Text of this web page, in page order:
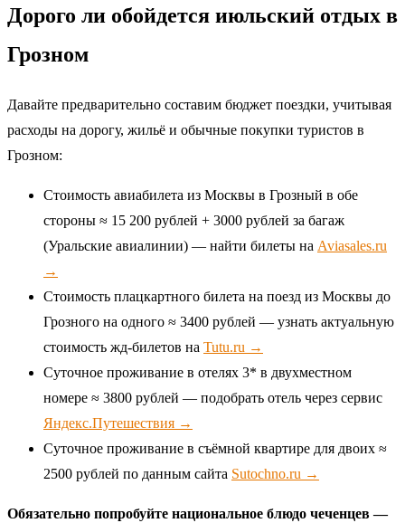
Дорого ли обойдется июльский отдых в
Грозном
Давайте предварительно составим бюджет поездки, учитывая
расходы на дорогу, жильё и обычные покупки туристов в
Грозном:
Стоимость авиабилета из Москвы в Грозный в обе
стороны ≈ 15 200 рублей + 3000 рублей за багаж
(Уральские авиалинии) — найти билеты на Aviasales.ru
→
Стоимость плацкартного билета на поезд из Москвы до
Грозного на одного ≈ 3400 рублей — узнать актуальную
стоимость жд-билетов на Tutu.ru →
Суточное проживание в отелях 3* в двухместном
номере ≈ 3800 рублей — подобрать отель через сервис
Яндекс.Путешествия →
Суточное проживание в съёмной квартире для двоих ≈
2500 рублей по данным сайта Sutochno.ru →
Обязательно попробуйте национальное блюдо чеченцев —